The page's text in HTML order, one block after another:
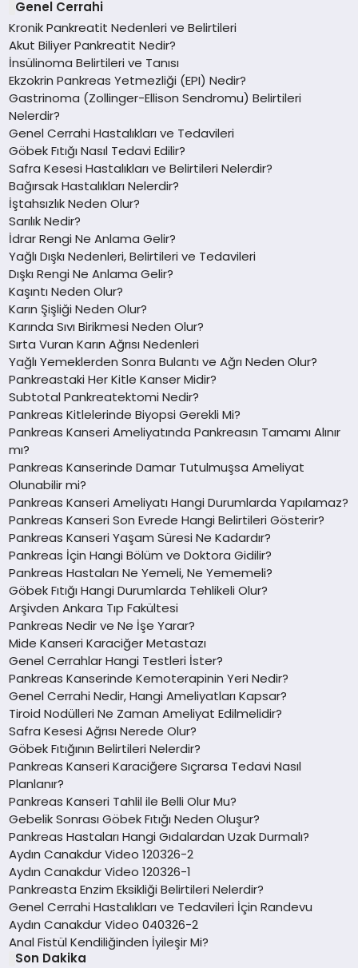
Genel Cerrahi
Kronik Pankreatit Nedenleri ve Belirtileri
Akut Biliyer Pankreatit Nedir?
İnsülinoma Belirtileri ve Tanısı
Ekzokrin Pankreas Yetmezliği (EPI) Nedir?
Gastrinoma (Zollinger-Ellison Sendromu) Belirtileri
Nelerdir?
Genel Cerrahi Hastalıkları ve Tedavileri
Göbek Fıtığı Nasıl Tedavi Edilir?
Safra Kesesi Hastalıkları ve Belirtileri Nelerdir?
Bağırsak Hastalıkları Nelerdir?
İştahsızlık Neden Olur?
Sarılık Nedir?
İdrar Rengi Ne Anlama Gelir?
Yağlı Dışkı Nedenleri, Belirtileri ve Tedavileri
Dışkı Rengi Ne Anlama Gelir?
Kaşıntı Neden Olur?
Karın Şişliği Neden Olur?
Karında Sıvı Birikmesi Neden Olur?
Sırta Vuran Karın Ağrısı Nedenleri
Yağlı Yemeklerden Sonra Bulantı ve Ağrı Neden Olur?
Pankreastaki Her Kitle Kanser Midir?
Subtotal Pankreatektomi Nedir?
Pankreas Kitlelerinde Biyopsi Gerekli Mi?
Pankreas Kanseri Ameliyatında Pankreasın Tamamı Alınır
mı?
Pankreas Kanserinde Damar Tutulmuşsa Ameliyat
Olunabilir mi?
Pankreas Kanseri Ameliyatı Hangi Durumlarda Yapılamaz?
Pankreas Kanseri Son Evrede Hangi Belirtileri Gösterir?
Pankreas Kanseri Yaşam Süresi Ne Kadardır?
Pankreas İçin Hangi Bölüm ve Doktora Gidilir?
Pankreas Hastaları Ne Yemeli, Ne Yememeli?
Göbek Fıtığı Hangi Durumlarda Tehlikeli Olur?
Arşivden Ankara Tıp Fakültesi
Pankreas Nedir ve Ne İşe Yarar?
Mide Kanseri Karaciğer Metastazı
Genel Cerrahlar Hangi Testleri İster?
Pankreas Kanserinde Kemoterapinin Yeri Nedir?
Genel Cerrahi Nedir, Hangi Ameliyatları Kapsar?
Tiroid Nodülleri Ne Zaman Ameliyat Edilmelidir?
Safra Kesesi Ağrısı Nerede Olur?
Göbek Fıtığının Belirtileri Nelerdir?
Pankreas Kanseri Karaciğere Sıçrarsa Tedavi Nasıl
Planlanır?
Pankreas Kanseri Tahlil ile Belli Olur Mu?
Gebelik Sonrası Göbek Fıtığı Neden Oluşur?
Pankreas Hastaları Hangi Gıdalardan Uzak Durmalı?
Aydın Canakdur Video 120326-2
Aydın Canakdur Video 120326-1
Pankreasta Enzim Eksikliği Belirtileri Nelerdir?
Genel Cerrahi Hastalıkları ve Tedavileri İçin Randevu
Aydın Canakdur Video 040326-2
Anal Fistül Kendiliğinden İyileşir Mi?
Son Dakika